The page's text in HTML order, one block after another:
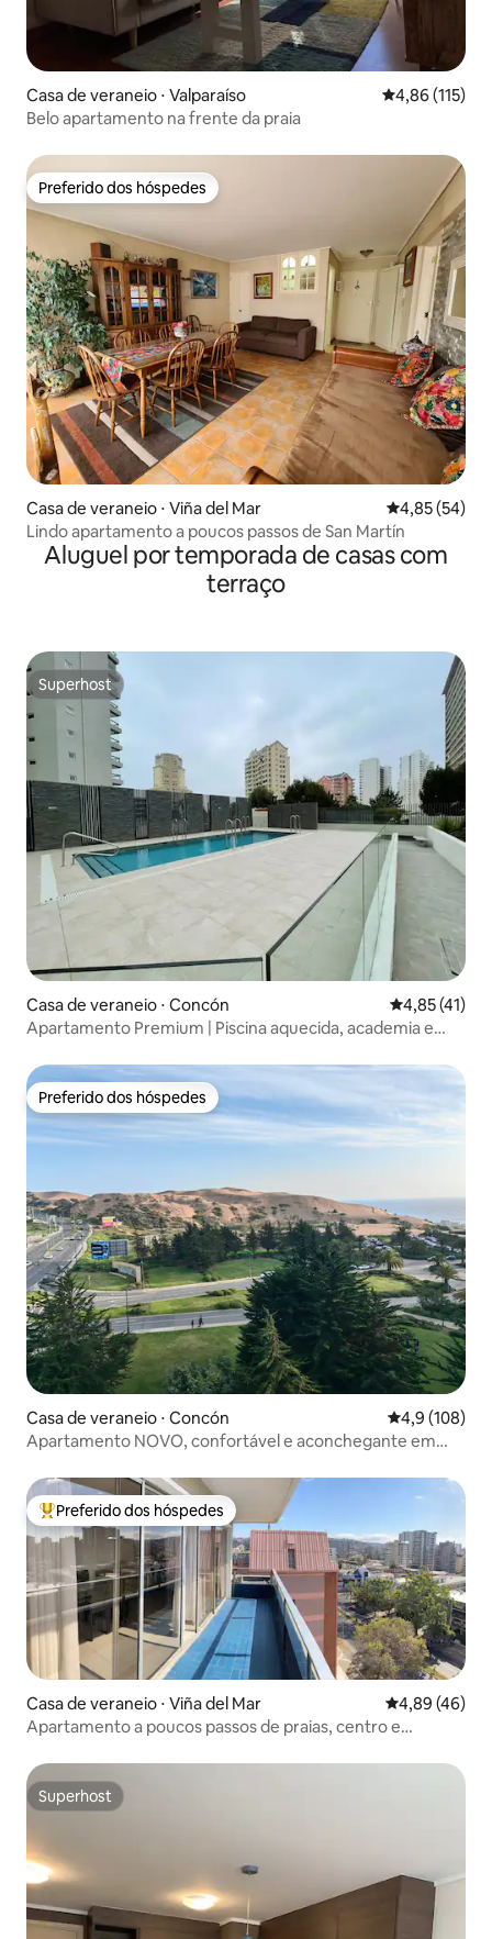
Casa de veraneio ⋅ Valparaíso 4,86 de uma
4,86 (115)
Belo apartamento na frente da praia
Preferido dos hóspedes
Preferido dos hóspedes
Casa de veraneio ⋅ Viña del Mar 4,85 de uma
4,85 (54)
Lindo apartamento a poucos passos de San Martín
Aluguel por temporada de casas com
terraço
Superhost
Superhost
Casa de veraneio ⋅ Concón 4,85 de uma
4,85 (41)
Apartamento Premium | Piscina aquecida, academia e
Preferido dos hóspedes
Preferido dos hóspedes
Casa de veraneio ⋅ Concón 4,9 de uma
4,9 (108)
Apartamento NOVO, confortável e aconchegante em
Entre os melhores preferidos dos hóspedes
Preferido dos hóspedes
Casa de veraneio ⋅ Viña del Mar 4,89 de uma
4,89 (46)
Apartamento a poucos passos de praias, centro e
Superhost
Superhost